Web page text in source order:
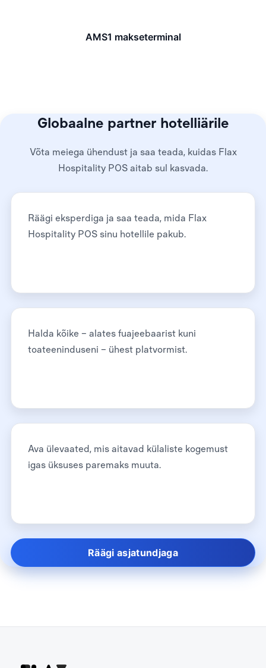
AMS1 makseterminal
Globaalne partner hotelliärile
Võta meiega ühendust ja saa teada, kuidas Flax
Hospitality POS aitab sul kasvada.
Räägi eksperdiga ja saa teada, mida Flax
Hospitality POS sinu hotellile pakub.
Halda kõike – alates fuajeebaarist kuni
toateeninduseni – ühest platvormist.
Ava ülevaated, mis aitavad külaliste kogemust
igas üksuses paremaks muuta.
Räägi asjatundjaga